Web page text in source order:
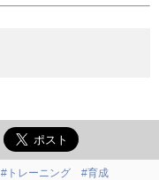
#トレーニング
#育成